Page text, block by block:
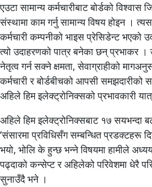
एउटा सामान्य कर्मचारीबाट बोर्डको
संस्थामा काम गर्नु सामान्य विषय होइन ।
कर्मचारी कम्पनीको भाइस प्रेसिडेन्ट भएको
त्यो उदाहरणको पात्र बनेका छन् प्रभाकर
नेतृत्व गर्न सक्ने क्षमता, सेवाग्राहीको
कर्मचारी र बोर्डबीचको आपसी
अहिले हिम इलेक्ट्रोनिक्सको प्रभावकारी
अहिले हिम इलेक्ट्रोनिक्सबाट १७ सयभन्दा
‘संसारमा प्रविधिसँग सम्बन्धित प्रडक्टहरू
भयो, भोलि के हुन्छ भन्ने विषयमा हामीले
पढ्दाको कन्सेप्ट र अहिलेको परिवेशमा धेरै
सुनाउँदै भने ।